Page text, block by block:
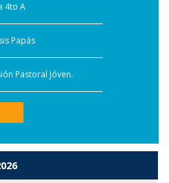
4to A
Papás
Pastoral Jóven.